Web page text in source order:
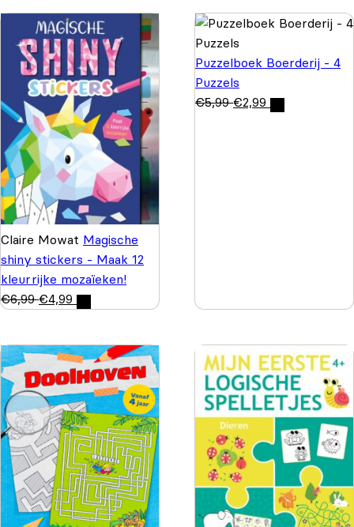
Claire Mowat Magische
shiny stickers - Maak 12
kleurrijke mozaïeken!
€6,99 €4,99
Puzzelboek Boerderij - 4
Puzzels
€5,99 €2,99